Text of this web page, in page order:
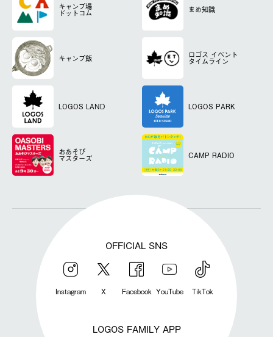
キャンプ場
ドットコム まめ知識
キャンプ飯 ロゴス イベント
タイムライン
LOGOS LAND LOGOS PARK
おあそび
マスターズ CAMP RADIO
OFFICIAL SNS
Instagram X Facebook YouTube TikTok
LOGOS FAMILY APP